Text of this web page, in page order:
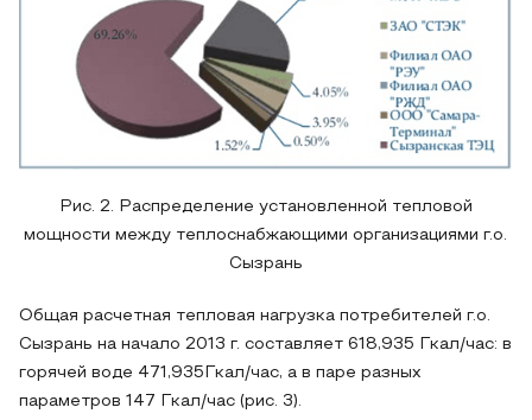
Рис. 2. Распределение установленной тепловой
мощности между теплоснабжающими организациями г.о.
Сызрань
Общая расчетная тепловая нагрузка потребителей г.о.
Сызрань на начало 2013 г. составляет 618,935 Гкал/час: в
горячей воде 471,935Гкал/час, а в паре разных
параметров 147 Гкал/час (рис. 3).